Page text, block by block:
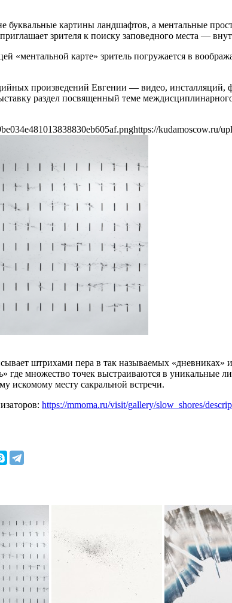
буквальные картины ландшафтов, а ментальные
зрителя к поиску заповедного места —
«ментальной карте» зритель погружается в
произведений Евгении — видео, инсталляций,
раздел посвященный теме
https://kudamoscow.ru/
штрихами пера в так называемых
где множество точек выстраиваются в
искомому месту сакральной встречи.
https://mmoma.ru/visit/gallery/slow_shores/